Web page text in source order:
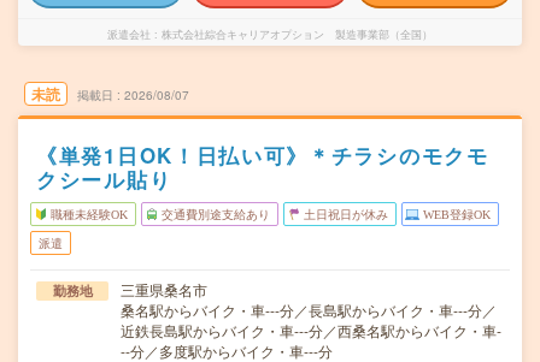
派遣会社 株式会社綜合キャリアオプション 製造事業部（全国）
未読 掲載日 2026/08/07
《単発1日OK！日払い可》＊チラシのモクモ
クシール貼り
職種未経験OK 交通費別途支給あり 土日祝日が休み WEB登録OK
派遣
勤務地
三重県桑名市
桑名駅からバイク・車---分／長島駅からバイク・車---分／
近鉄長島駅からバイク・車---分／西桑名駅からバイク・車-
--分／多度駅からバイク・車---分